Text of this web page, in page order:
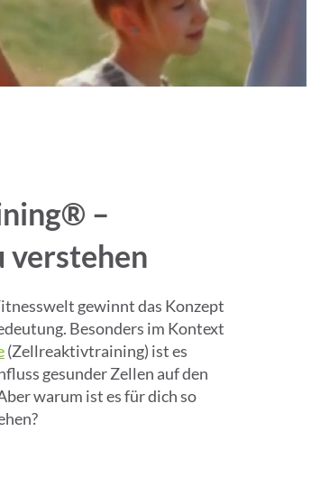
–
verstehen
gewinnt das Konzept
Besonders im Kontext
(Zellreaktivtraining) ist es
gesunder Zellen auf den
warum ist es für dich so